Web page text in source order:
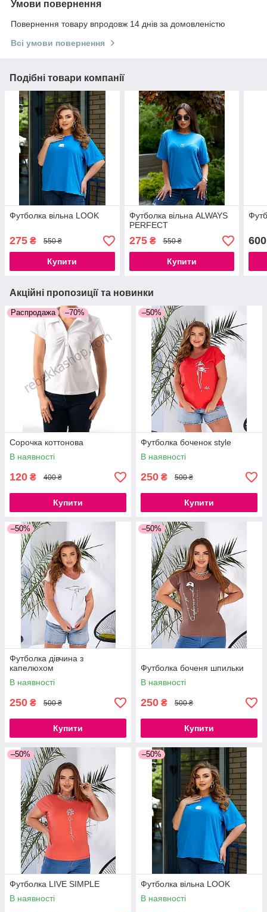
Умови повернення
Повернення товару впродовж 14 днів за домовленістю
Всі умови повернення
Подібні товари компанії
Футболка вільна LOOK
275 ₴ 550 ₴
Купити
Футболка вільна ALWAYS
PERFECT
275₴ 550 ₴
Купити
600
Акційні пропозиції та новинки
Распродажа –70%
Сорочка коттонова
В наявності
120 ₴ 400 ₴
Купити
–50%
Футболка боченок style
В наявності
250 ₴ 500 ₴
Купити
–50%
Футболка дівчина з
капелюхом
В наявності
250 ₴ 500 ₴
Купити
–50%
Футболка боченя шпильки
В наявності
250 ₴ 500 ₴
Купити
–50%
Футболка LIVE SIMPLE
В наявності
–50%
Футболка вільна LOOK
В наявності